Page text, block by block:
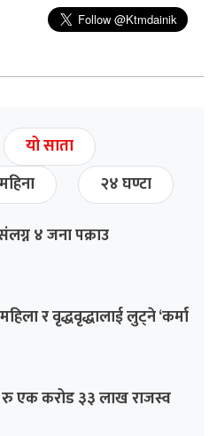
यो साता
२४ घण्टा
४ जना पक्राउ
र वृद्धवृद्धालाई लुट्ने ‘कर्मा
रु एक करोड ३३ लाख राजस्व